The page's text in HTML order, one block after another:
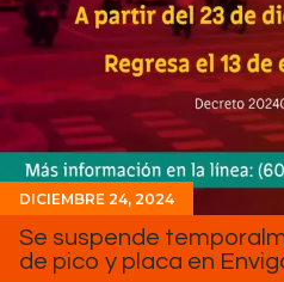
DICIEMBRE 24, 2024
Se suspende
de pico y placa en